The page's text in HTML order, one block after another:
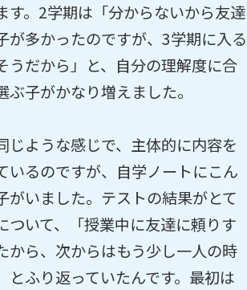
す。2学期は「分からないから友達
が多かったのですが、3学期に入る
うだから」と、自分の理解度に合
子がかなり増えました。
じような感じで、主体的に内容を
いるのですが、自学ノートにこん
がいました。テストの結果がとて
ついて、「授業中に友達に頼りす
から、次からはもう少し一人の時
とふり返っていたんです。最初は